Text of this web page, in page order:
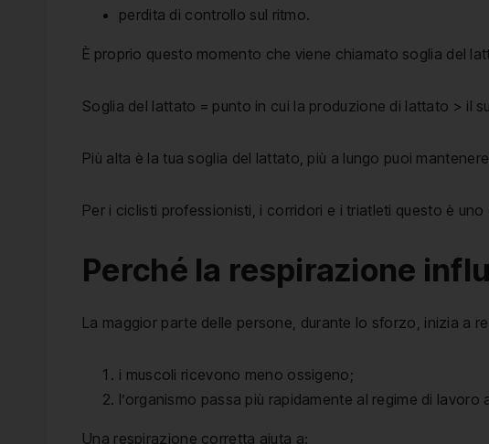
perdita di controllo sul ritmo.
È proprio questo momento che viene chiamato soglia del
Soglia del lattato = punto in cui la produzione di lattato > il
Più alta è la tua soglia del lattato, più a lungo puoi
Per i ciclisti professionisti, i corridori e i triatleti questo è
Perché la respirazione
La maggior parte delle persone, durante lo sforzo, inizia a
i muscoli ricevono meno ossigeno;
l’organismo passa più rapidamente al regime di lavoro
Una respirazione corretta aiuta a: